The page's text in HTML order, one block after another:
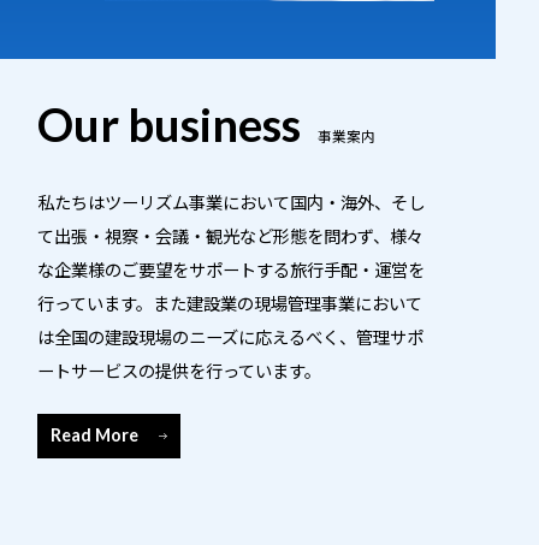
Our business 事業案内
私たちはツーリズム事業において国内・海外、そし
て出張・視察・会議・観光など形態を問わず、様々
な企業様のご要望をサポートする旅行手配・運営を
行っています。また建設業の現場管理事業において
は全国の建設現場のニーズに応えるべく、管理サポ
ートサービスの提供を行っています。
Read More